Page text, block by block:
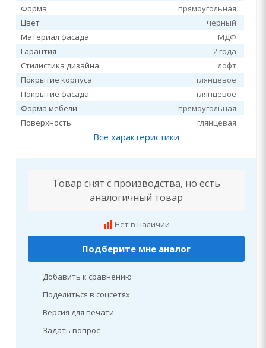
Форма
прямоугольная
Цвет
черный
Материал фасада
МДФ
Гарантия
2 года
Стилистика дизайна
лофт
Покрытие корпуса
глянцевое
Покрытие фасада
глянцевое
Форма мебели
прямоугольная
Поверхность
глянцевая
Все характеристики
Товар снят с производства, но есть
аналогичный товар
Нет в наличии
Подберите мне аналог
Добавить к сравнению
Поделиться в соцсетях
Версия для печати
Задать вопрос